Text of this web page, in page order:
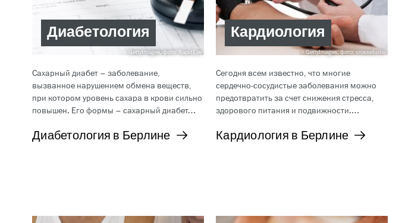
GettyImages, фото: RapidEye
Диабетология
Сахарный диабет – заболевание,
вызванное нарушением обмена веществ,
при котором уровень сахара в крови сильно
повышен. Его формы – сахарный диабет…
Диабетология в Берлине
GettyImages, фото: crossstudio
Кардиология
Сегодня всем известно, что многие
сердечно-сосудистые заболевания можно
предотвратить за счет снижения стресса,
здорового питания и подвижности.…
Кардиология в Берлине